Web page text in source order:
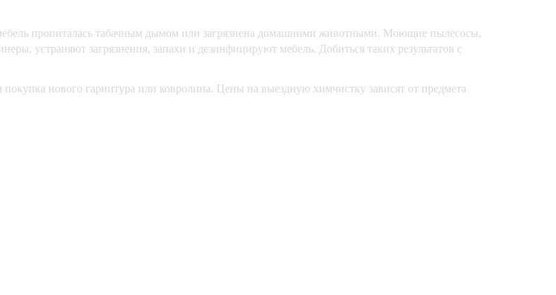
пропиталась табачным дымом или загрязнена домашними животными. Моющие пылесосы,
устраняют загрязнения, запахи и дезинфицируют мебель. Добиться таких результатов с
нового гарнитура или ковролина. Цены на выездную химчистку зависят от предмета